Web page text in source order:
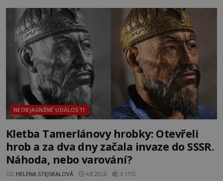
mezi vůdce protihusitského boje. Za manželku má
skutečně jistou
NEOBJASNĚNÉ UDÁLOSTI
Kletba Tamerlánovy hrobky: Otevřeli
hrob a za dva dny začala invaze do SSSR.
Náhoda, nebo varování?
OD HELENA STEJSKALOVÁ 4.8.2026 3.1TIS